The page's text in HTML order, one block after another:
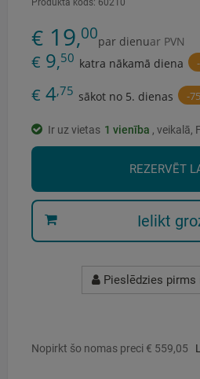
Produkta kods: 60210
€ 19,00par dienuar PVN
€ 9,50 katra nākamā diena
€ 4,75 sākot no 5. dienas -
Ir uz vietas 1 vienība , veikalā,
REZERVĒT
Ielikt
Pieslēdzies pirms
Nopirkt šo nomas preci € 559,05